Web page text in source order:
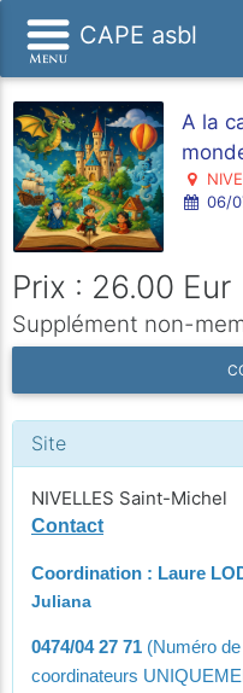
CAPE asbl
A la
06/
Prix : 26.00 Eur
Supplément non-
Site
NIVELLES Saint-Michel
Contact
Coordination : Laure
Juliana
0474/04 27 71 (Numéro
coordinateurs